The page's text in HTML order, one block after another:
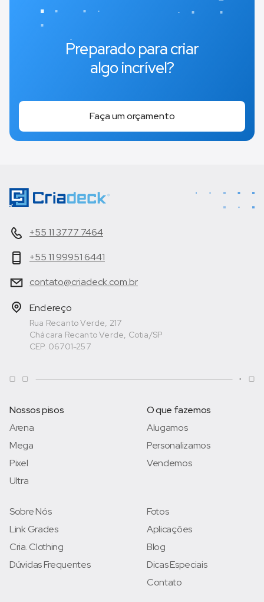
Preparado para criar
algo incrível?
Faça um orçamento
+55 11 3777 7464
+55 11 99951 6441
contato@criadeck.com.br
Endereço
Rua Recanto Verde, 217
Chácara Recanto Verde, Cotia/SP
CEP. 06701-257
Nossos pisos
Arena
Mega
Pixel
Ultra
O que fazemos
Alugamos
Personalizamos
Vendemos
Sobre Nós
Link Grades
Cria. Clothing
Dúvidas Frequentes
Fotos
Aplicações
Blog
Dicas Especiais
Contato